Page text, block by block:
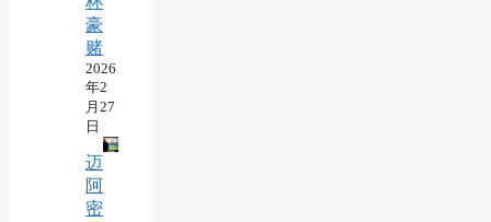
豪
赌
2026
年2
月27
日
迈
阿
密